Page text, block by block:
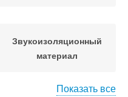
Звукоизоляционный
материал
Показать все